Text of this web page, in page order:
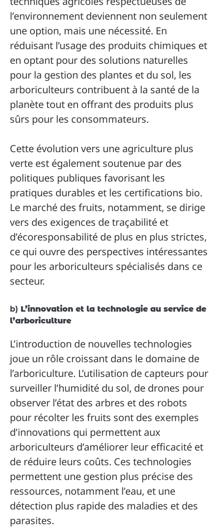
l’environnement deviennent non seulement
une option, mais une nécessité. En
réduisant l’usage des produits chimiques et
en optant pour des solutions naturelles
pour la gestion des plantes et du sol, les
arboriculteurs contribuent à la santé de la
planète tout en offrant des produits plus
sûrs pour les consommateurs.
Cette évolution vers une agriculture plus
verte est également soutenue par des
politiques publiques favorisant les
pratiques durables et les certifications bio.
Le marché des fruits, notamment, se dirige
vers des exigences de traçabilité et
d’écoresponsabilité de plus en plus strictes,
ce qui ouvre des perspectives intéressantes
pour les arboriculteurs spécialisés dans ce
secteur.
b) L’innovation et la technologie au service de
l’arboriculture
L’introduction de nouvelles technologies
joue un rôle croissant dans le domaine de
l’arboriculture. L’utilisation de capteurs pour
surveiller l’humidité du sol, de drones pour
observer l’état des arbres et des robots
pour récolter les fruits sont des exemples
d’innovations qui permettent aux
arboriculteurs d’améliorer leur efficacité et
de réduire leurs coûts. Ces technologies
permettent une gestion plus précise des
ressources, notamment l’eau, et une
détection plus rapide des maladies et des
parasites.